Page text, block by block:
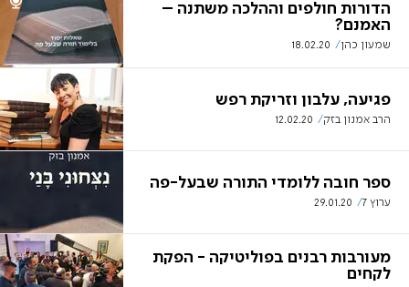
הדורות חולפים וההלכה משתנה –
האמנם?
שמעון כהן 18.02.20
פגיעה, עלבון וזריקת רפש
הרב אמנון בזק 12.02.20
ספר חובה ללומדי התורה שבעל-פה
ערוץ 7 29.01.20
מעורבות רבנים בפוליטיקה - הפקת
לקחים